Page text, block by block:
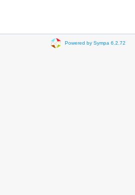
Powered by Sympa 6.2.72